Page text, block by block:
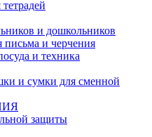
и дошкольников
и черчения
и техника
и сумки для сменной
защиты